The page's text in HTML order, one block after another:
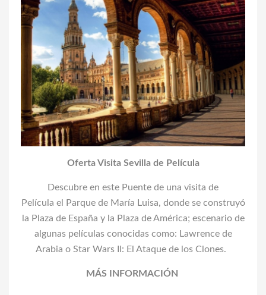
Oferta Visita Sevilla de Película
Descubre en este Puente de una visita de
Película el Parque de María Luisa, donde se construyó
la Plaza de España y la Plaza de América; escenario de
algunas películas conocidas como: Lawrence de
Arabia o Star Wars II: El Ataque de los Clones.
MÁS INFORMACIÓN